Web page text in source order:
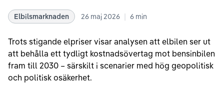
Elbilsmarknaden 26 maj 2026 | 6 min
Trots stigande elpriser visar analysen att elbilen ser ut
att behålla ett tydligt kostnadsövertag mot bensinbilen
fram till 2030 – särskilt i scenarier med hög geopolitisk
och politisk osäkerhet.